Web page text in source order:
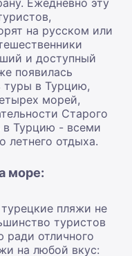
на русском или
и доступный
появилась
туры в Турцию,
морей,
Старого
в Турцию - всеми
летнего отдыха.
море:
пляжи не
туристов
ради отличного
на любой вкус: